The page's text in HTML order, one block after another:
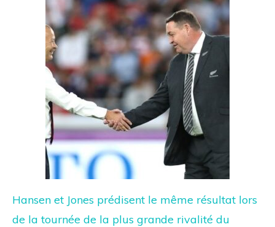
Hansen et Jones prédisent le même résultat lors
de la tournée de la plus grande rivalité du